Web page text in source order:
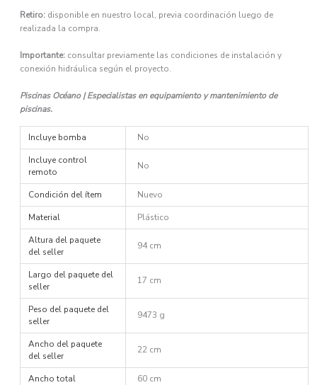
Retiro: disponible en nuestro local, previa coordinación luego de
realizada la compra.
Importante: consultar previamente las condiciones de instalación y
conexión hidráulica según el proyecto.
Piscinas Océano | Especialistas en equipamiento y mantenimiento de
piscinas.
Incluye bomba
No
Incluye control
remoto
No
Condición del ítem
Nuevo
Material
Plástico
Altura del paquete
del seller
94 cm
Largo del paquete del
seller
17 cm
Peso del paquete del
seller
9473 g
Ancho del paquete
del seller
22 cm
Ancho total
60 cm